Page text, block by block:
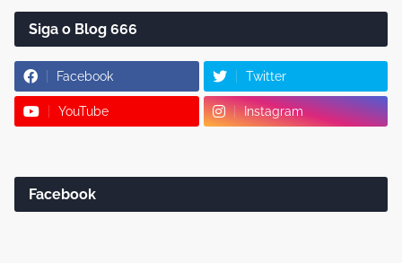
Siga o Blog 666
Facebook Twitter
YouTube Instagram
Facebook